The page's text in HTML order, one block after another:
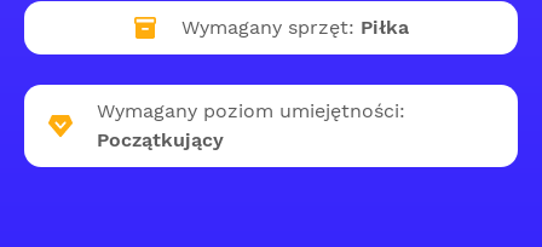
Wymagany sprzęt: Piłka
Wymagany poziom umiejętności:
Początkujący